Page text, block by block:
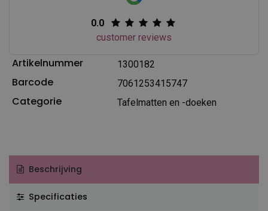
0.0
customer reviews
Artikelnummer 1300182
Barcode 7061253415747
Categorie Tafelmatten en -doeken
Beschrijving
Specificaties